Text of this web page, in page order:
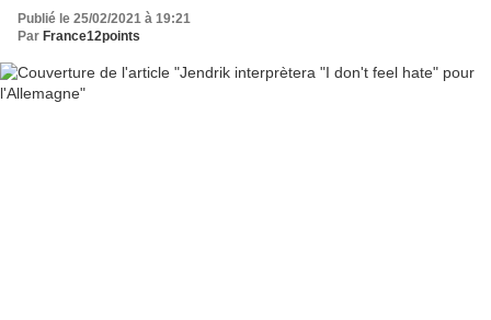
Publié le 25/02/2021 à 19:21
Par France12points